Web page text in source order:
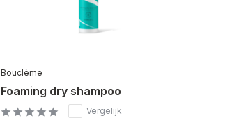
Bouclème
Foaming dry shampoo
Vergelijk